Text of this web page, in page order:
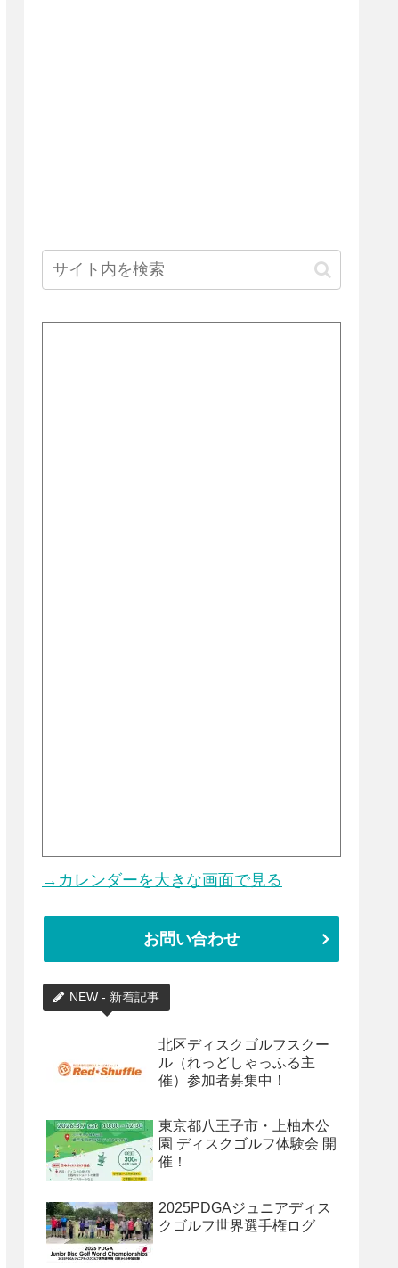
→カレンダーを大きな画面で見る
お問い合わせ
NEW - 新着記事
北区ディスクゴルフスクー
ル（れっどしゃっふる主
催）参加者募集中！
東京都八王子市・上柚木公
園 ディスクゴルフ体験会 開
催！
2025PDGAジュニアディス
クゴルフ世界選手権ログ